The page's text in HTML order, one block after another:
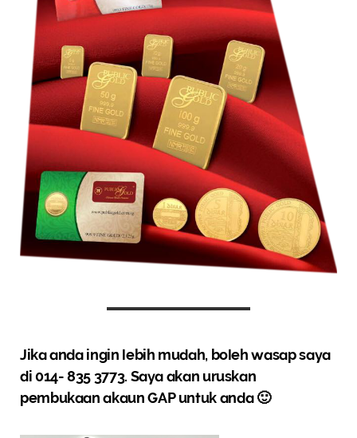
Jika anda ingin lebih mudah, boleh wasap saya
di014- 835 3773. Saya akan uruskan
pembukaan akaun GAP untuk anda🙂